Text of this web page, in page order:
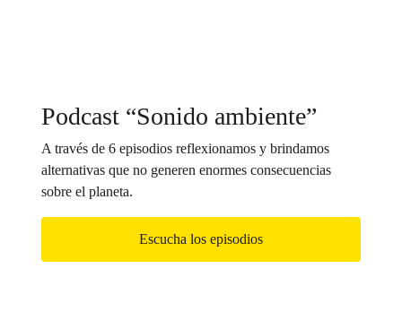
Podcast “Sonido ambiente”
A través de 6 episodios reflexionamos y brindamos
alternativas que no generen enormes consecuencias
sobre el planeta.
Escucha los episodios